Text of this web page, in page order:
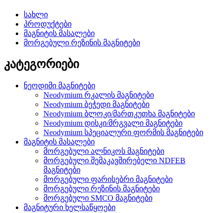
სახლი
პროდუქტები
მაგნიტის მასალები
მორგებული რეზინის მაგნიტები
კატეგორიები
ნეოდიმი მაგნიტები
Neodymium რკალის მაგნიტები
Neodymium ბეჭედი მაგნიტები
Neodymium ბლოკი/მართკუთხა მაგნიტები
Neodymium დისკი/მრგვალი მაგნიტები
Neodymium სპეციალური ფორმის მაგნიტები
მაგნიტის მასალები
მორგებული ალნიკოს მაგნიტები
მორგებული შემაკავშირებელი NDFEB
მაგნიტები
მორგებული ფარისებრი მაგნიტები
მორგებული რეზინის მაგნიტები
მორგებული SMCO მაგნიტები
მაგნიტური ხელსაწყოები